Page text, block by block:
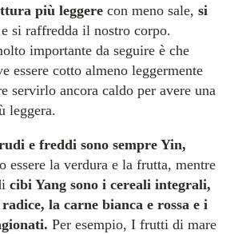
più leggere con meno sale, si
e si raffredda il nostro corpo.
importante da seguire è che
essere cotto almeno leggermente
servirlo ancora caldo per avere una
leggera.
e freddi sono sempre Yin,
essere la verdura e la frutta, mentre
cibi Yang sono i cereali integrali,
la carne bianca e rossa e i
Per esempio, I frutti di mare